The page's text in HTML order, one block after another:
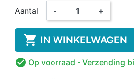
Aantal - +
 IN WINKELWAGEN
 Op voorraad - Verzending